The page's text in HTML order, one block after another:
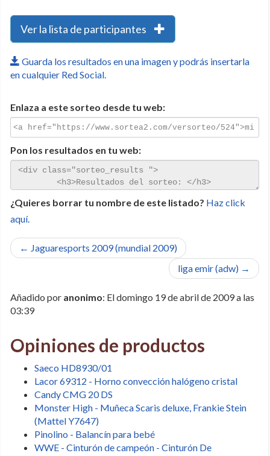
Ver la lista de participantes
Guarda los resultados en una imagen y podrás insertarla
en cualquier Red Social.
Enlaza a este sorteo desde tu web:
Pon los resultados en tu web:
¿Quieres borrar tu nombre de este listado? Haz click
aquí.
← Jaguaresports 2009 (mundial 2009)
liga emir (adw) →
Añadido por anonimo: El domingo 19 de abril de 2009 a las
03:39
Opiniones de productos
Saeco HD8930/01
Lacor 69312 - Horno convección halógeno cristal
Candy CMG 20 DS
Monster High - Muñeca Scaris deluxe, Frankie Stein
(Mattel Y7647)
Pinolino - Balancín para bebé
WWE - Cinturón de campeón - Cinturón De